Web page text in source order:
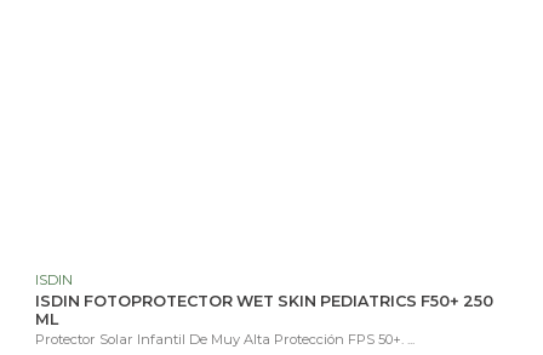
ISDIN
ISDIN FOTOPROTECTOR WET SKIN PEDIATRICS F50+ 250
ML
Protector Solar Infantil De Muy Alta Protección FPS 50+. ...